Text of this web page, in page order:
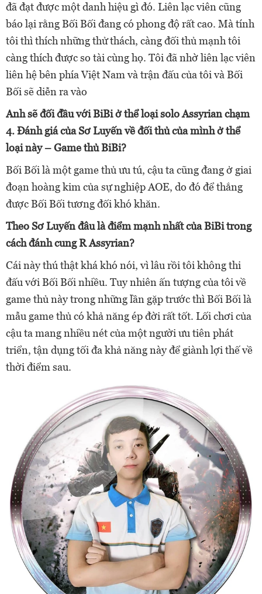
đã đạt được một danh hiệu gì đó. Liên lạc viên cũng
báo lại rằng Bối Bối đang có phong độ rất cao. Mà tính
tôi thì thích những thử thách, càng đối thủ mạnh tôi
càng thích được so tài cùng họ. Tôi đã nhờ liên lạc viên
liên hệ bên phía Việt Nam và trận đấu của tôi và Bối
Bối sẽ diễn ra vào
Anh sẽ đối đầu với BiBi ở thể loại solo Assyrian chạm
4. Đánh giá của Sơ Luyến về đối thủ của mình ở thể
loại này – Game thủ BiBi?
Bối Bối là một game thủ ưu tú, cậu ta cũng đang ở giai
đoạn hoàng kim của sự nghiệp AOE, do đó để thắng
được Bối Bối tương đối khó khăn.
Theo Sơ Luyến đâu là điểm mạnh nhất của BiBi trong
cách đánh cung R Assyrian?
Cái này thú thật khá khó nói, vì lâu rồi tôi không thi
đấu với Bối Bối nhiều. Tuy nhiên ấn tượng của tôi về
game thủ này trong những lần gặp trước thì Bối Bối là
mẫu game thủ có khả năng ép đời rất tốt. Lối chơi của
cậu ta mang nhiều nét của một người ưu tiên phát
triển, tận dụng tối đa khả năng này để giành lợi thế về
thời điểm sau.